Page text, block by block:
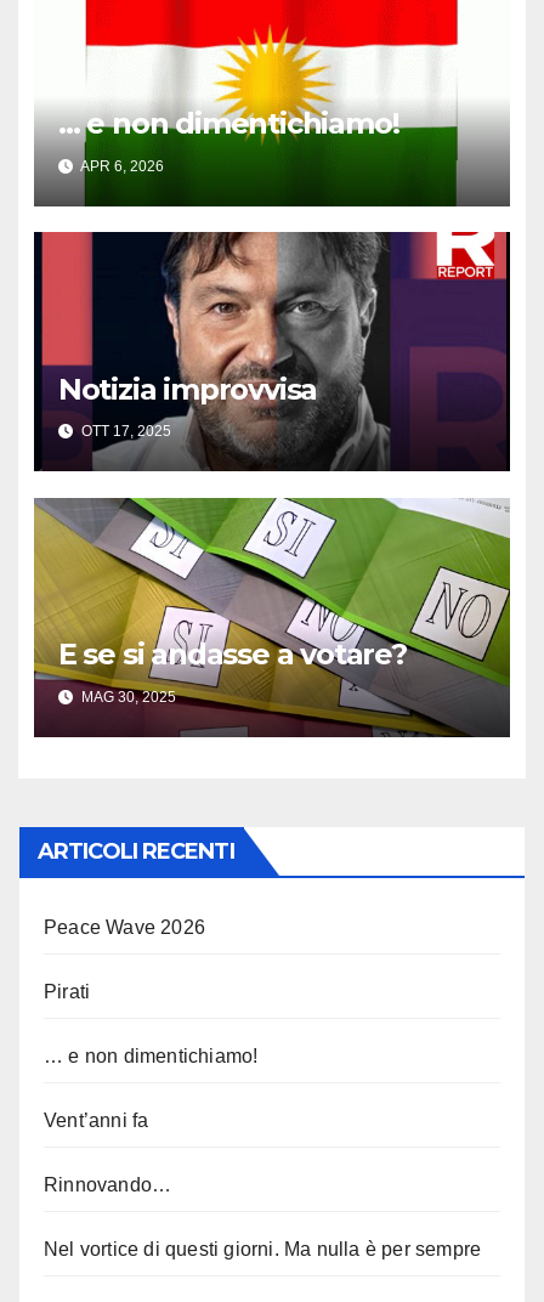
… e non dimentichiamo!
APR 6, 2026
Notizia improvvisa
OTT 17, 2025
E se si andasse a votare?
MAG 30, 2025
ARTICOLI RECENTI
Peace Wave 2026
Pirati
… e non dimentichiamo!
Vent’anni fa
Rinnovando…
Nel vortice di questi giorni. Ma nulla è per sempre